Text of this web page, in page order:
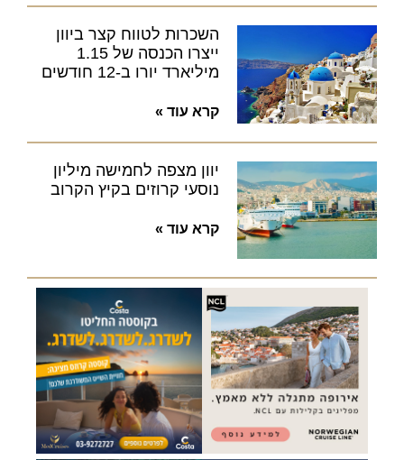
השכרות לטווח קצר ביוון
ייצרו הכנסה של 1.15
מיליארד יורו ב-12 חודשים
קרא עוד »
יוון מצפה לחמישה מיליון
נוסעי קרוזים בקיץ הקרוב
קרא עוד »